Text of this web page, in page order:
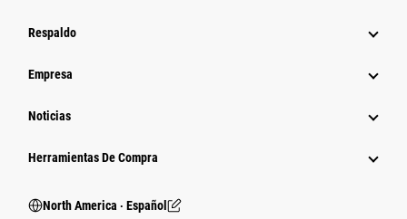
Respaldo
Empresa
Noticias
Herramientas De Compra
North America ‧ Español